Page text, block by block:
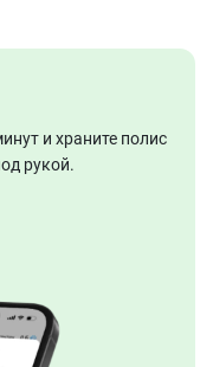
и храните полис
рукой.